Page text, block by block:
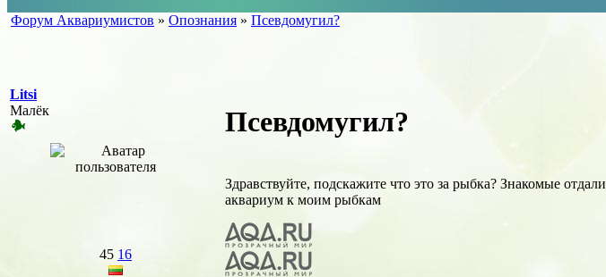
Форум Аквариумистов » Опознания » Псевдомугил?
Litsi
Малёк
45 16
Псевдомугил?
Здравствуйте, подскажите что это за рыбка? Знакомые
аквариум к моим рыбкам